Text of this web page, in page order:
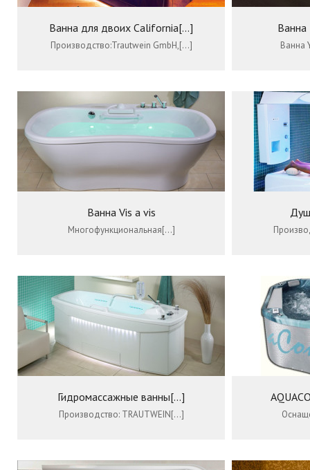
Ванна для двоих California[...]
Производство:Trautwein GmbH,[…]
Ванна
Ванна
Ванна Vis a vis
Многофункциональная[…]
Гидромассажные ванны[...]
Производство: TRAUTWEIN[…]